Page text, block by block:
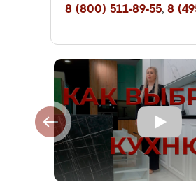
8 (800) 511-89-55, 8